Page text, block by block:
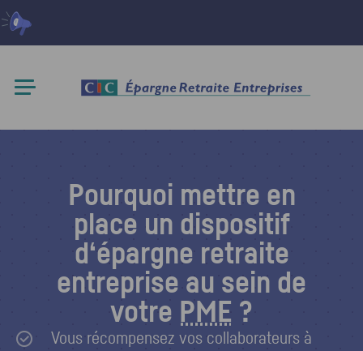
Pourquoi mettre en
place un dispositif
d‘épargne retraite
entreprise au sein de
votre PME ?
Vous récompensez vos collaborateurs à